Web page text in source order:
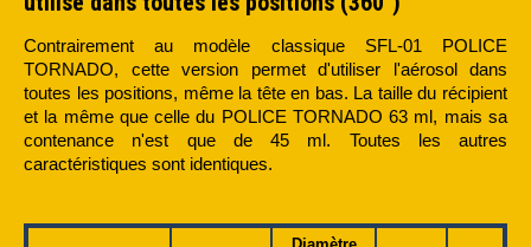
Contrairement au modèle classique SFL-01 POLICE
TORNADO, cette version permet d'utiliser l'aérosol dans
toutes les positions, même la tête en bas. La taille du récipient
et la même que celle du POLICE TORNADO 63 ml, mais sa
contenance n'est que de 45 ml. Toutes les autres
caractéristiques sont identiques.